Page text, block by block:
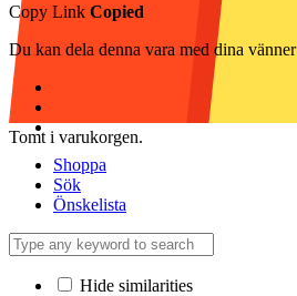
Tomt i varukorgen.
Copy Link Copied
Du kan dela denna vara med dina vänner
Shoppa
Sök
Önskelista
Hide similarities